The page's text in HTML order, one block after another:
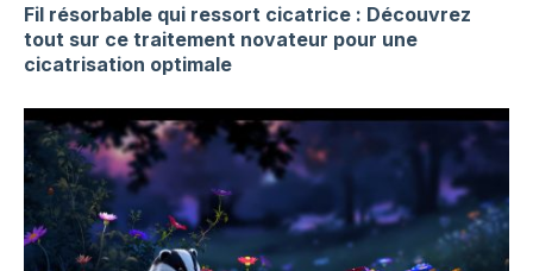
Fil résorbable qui ressort cicatrice : Découvrez
tout sur ce traitement novateur pour une
cicatrisation optimale